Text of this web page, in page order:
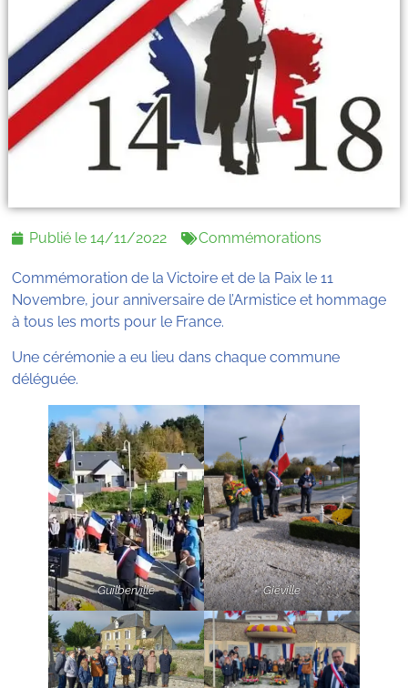
Publié le14/11/2022 Commémorations
Commémoration de la Victoire et de la Paix le 11
Novembre, jour anniversaire de l’Armistice et hommage
à tous les morts pour le France.
Une cérémonie a eu lieu dans chaque commune
déléguée.
Guilberville Giéville